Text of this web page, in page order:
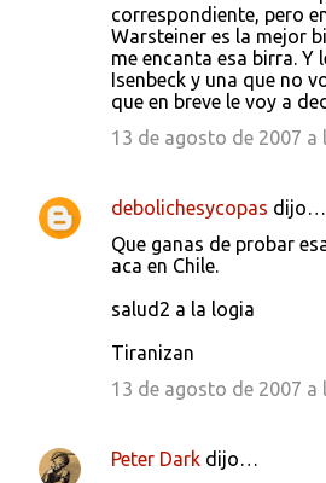
correspondiente, pero
Warsteiner es la mejor
me encanta esa birra. Y
Isenbeck y una que no
que en breve le voy a
13 de agosto de 2007 a
debolichesycopas dijo…
Que ganas de probar
aca en Chile.
salud2 a la logia
Tiranizan
13 de agosto de 2007 a
Peter Dark dijo…